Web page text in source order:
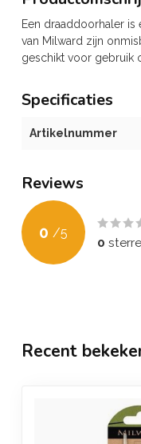
Een draaddoorhaler
van Milward zijn
geschikt voor gebruik
Specificaties
Artikelnummer
Reviews
0 /5
0
Recent